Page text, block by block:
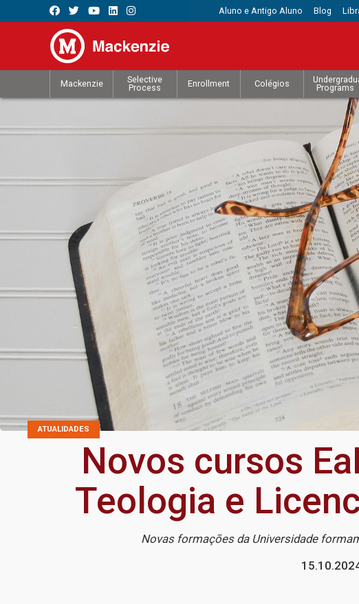
Aluno e Antigo Aluno Blog
Mackenzie
Selective
Process
Enrollment Colégios
Programs
ATUALIDADES
Novos cursos
Teologia e
Novas formações da Universidade